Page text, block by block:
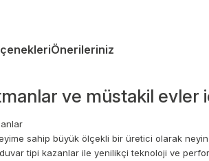
Önerileriniz
ve müstakil evler
sahip büyük ölçekli bir üretici olarak
tipi kazanlar ile yenilikçi teknoloji ve